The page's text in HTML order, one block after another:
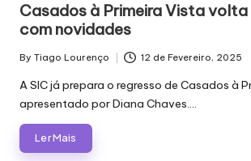
Casados à Primeira Vista volta
com novidades
Posted
by
By Tiago Lourenço 12 de Fevereiro, 2025
A SIC já prepara o regresso de Casados à
apresentado por Diana Chaves.…
Ler Mais